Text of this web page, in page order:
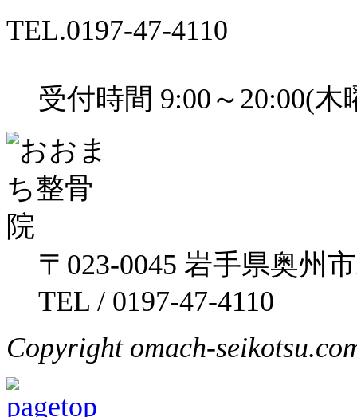
TEL.0197-47-4110
受付時間 9:00～20:00(
〒023-0045 岩手県奥州
TEL / 0197-47-4110
Copyright omach-